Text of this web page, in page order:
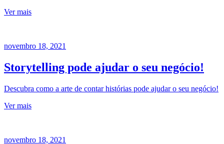
Ver mais
novembro 18, 2021
Storytelling pode ajudar o seu negócio!
Descubra como a arte de contar histórias pode ajudar o seu negócio!
Ver mais
novembro 18, 2021